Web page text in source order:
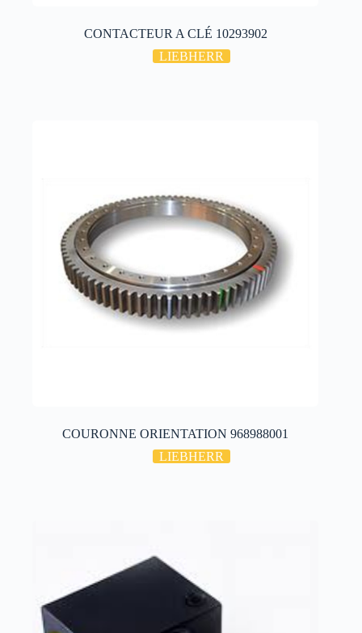
CONTACTEUR A CLÉ 10293902
LIEBHERR
COURONNE ORIENTATION 968988001
LIEBHERR